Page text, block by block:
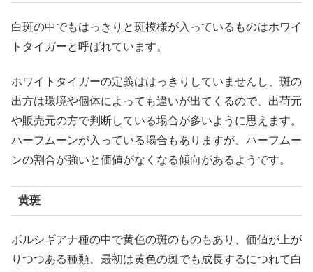
白斑の中でもはっきりと斑模様が入っているものはホワイ
トタイガーと呼ばれています。
ホワイトタイガーの定義ははっきりしていませんし、斑の
出方は環境や個体によっても違いが出てくるので、出荷元
や販売元の方で判断している場合が多いように思えます。
ハーフムーンが入っている場合もありますが、ハーフムー
ンの割合が強いと価値がなくなる傾向があるようです。
黄斑
ボルシギアナ種の中で黄色の斑のものもあり、価値が上が
りつつある種類。最初は黄色の斑でも成長するにつれて白